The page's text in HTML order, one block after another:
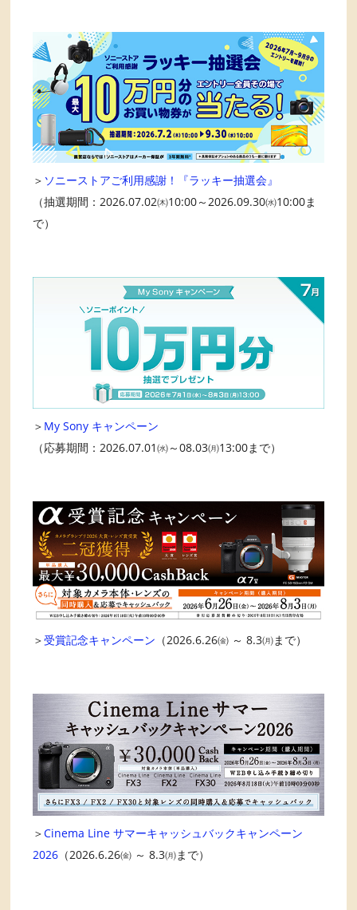
＞ ソニーストアご利用感謝！『ラッキー抽選会』
（抽選期間：2026.07.02㈭10:00～2026.09.30㈬10:00ま
で）
＞ My Sony キャンペーン
（応募期間：2026.07.01㈬～08.03㈪13:00まで）
＞受賞記念キャンペーン （2026.6.26㈮ ～ 8.3㈪まで）
＞Cinema Line サマーキャッシュバックキャンペーン
2026 （2026.6.26㈮ ～ 8.3㈪まで）